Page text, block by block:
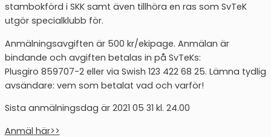
stambokförd i SKK samt även tillhöra en ras som SvTeK
utgör specialklubb för.
Anmälningsavgiften är 500 kr/ekipage. Anmälan är
bindande och avgiften betalas in på SvTeKs:
Plusgiro 859707-2 eller via Swish 123 422 68 25. Lämna tydlig
avsändare: vem som betalat vad och varför!
Sista anmälningsdag är 2021 05 31 kl. 24.00
Anmäl här>>